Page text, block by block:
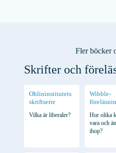
Fler böcker
Skrifter och
Ohlininstitutets
skriftserie
Vilka är liberaler?
Wibble-
Hur olika
vara och
ihop?